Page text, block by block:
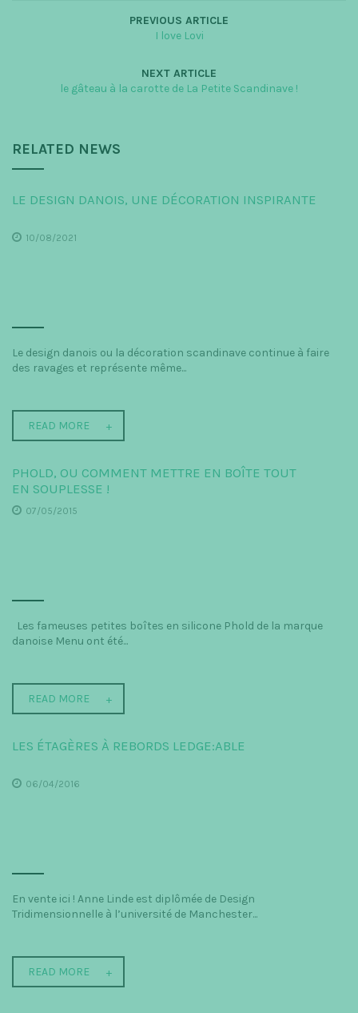
PREVIOUS ARTICLE
I love Lovi
NEXT ARTICLE
le gâteau à la carotte de La Petite Scandinave !
RELATED NEWS
LE DESIGN DANOIS, UNE DÉCORATION INSPIRANTE
10/08/2021
Le design danois ou la décoration scandinave continue à faire
des ravages et représente même...
READ MORE
PHOLD, OU COMMENT METTRE EN BOÎTE TOUT
EN SOUPLESSE !
07/05/2015
Les fameuses petites boîtes en silicone Phold de la marque
danoise Menu ont été...
READ MORE
LES ÉTAGÈRES À REBORDS LEDGE:ABLE
06/04/2016
En vente ici ! Anne Linde est diplômée de Design
Tridimensionnelle à l’université de Manchester...
READ MORE